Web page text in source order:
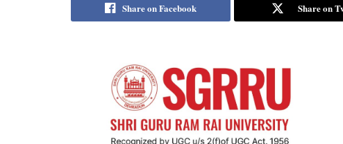
Share on Facebook Share on